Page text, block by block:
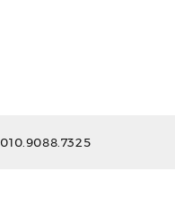
010.9088.7325